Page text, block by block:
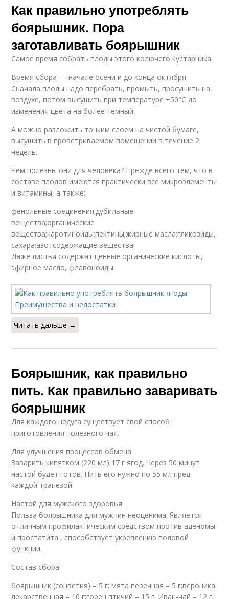
Как правильно употреблять
боярышник. Пора
заготавливать боярышник
Самое время собрать плоды этого колючего кустарника.
Время сбора — начале осени и до конца октября.
Сначала плоды надо перебрать, промыть, просушить на
воздухе, потом высушить при температуре +50°С до
изменения цвета на более темный.
А можно разложить тонким слоем на чистой бумаге,
высушить в проветриваемом помещении в течение 2
недель.
Чем полезны они для человека? Прежде всего тем, что в
составе плодов имеются практически все микроэлементы
и витамины, а также:
фенольные соединения;дубильные
вещества;органические
вещества;каротиноиды;пектины;жирные масла;гликозиды,
сахара;азотсодержащие вещества.
Даже листья содержат ценные органические кислоты,
эфирное масло, флавоноиды.
Читать дальше →
Боярышник, как правильно
пить. Как правильно заваривать
боярышник
Для каждого недуга существует свой способ
приготовления полезного чая.
Для улучшения процессов обмена
Заварить кипятком (220 мл) 17 г ягод. Через 50 минут
настой будет готов. Пить его нужно по 55 мл пред
каждой трапезой.
Настой для мужского здоровья
Польза боярышника для мужчин неоценима. Является
отличным профилактическим средством против аденомы
и простатита , способствует укреплению половой
функции.
Состав сбора:
боярышник (соцветия) – 5 г; мята перечная – 5 г;вероника
лекарственная – 10 г;горец птичий – 15 г; Иван-чай – 12 г.